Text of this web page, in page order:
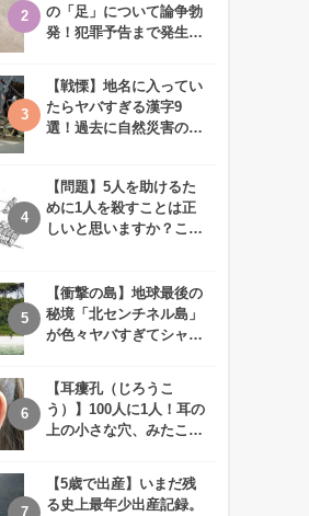
の「足」について論争勃
発！犯罪予告まで発生す
【戦慄】地名に入ってい
たらヤバすぎる漢字9
選！過去に自然災害の歴
【問題】5人を助けるた
めに1人を殺すことは正
しいと思いますか？この
【衝撃の島】地球最後の
秘境「北センチネル島」
が色々ヤバすぎてシャレ
【耳瘻孔（じろうこ
う）】100人に1人！耳の
上の小さな穴、みたこと
【5歳で出産】いまだ残
る史上最年少出産記録。